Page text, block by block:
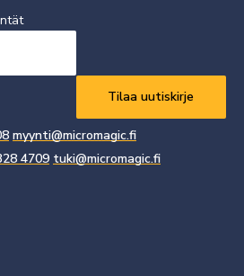
myynti@micromagic.fi
4709 tuki@micromagic.fi